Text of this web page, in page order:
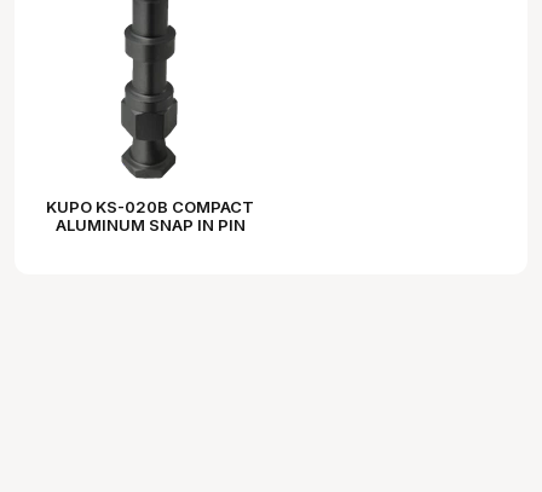
KUPO KS-020B COMPACT
ALUMINUM SNAP IN PIN